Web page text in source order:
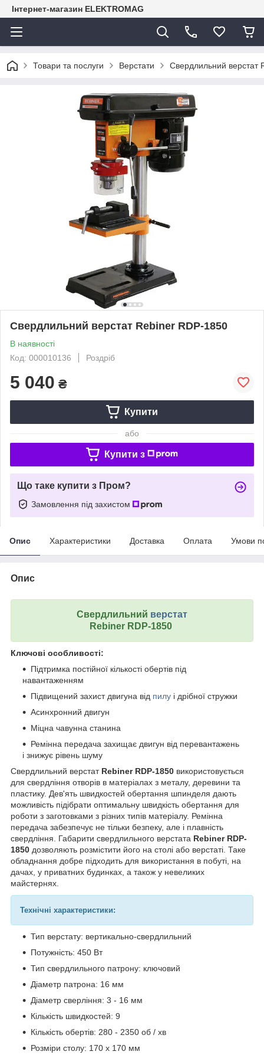
Інтернет-магазин ELEKTROMAG
Товари та послуги Верстати Свердлильний верстат
Свердлильний верстат Rebiner RDP-1850
В наявності
Код: 000010136
Роздріб
5 040 ₴
Купити
або
Купити з
Що таке купити з Пром?
Замовлення під захистом
Опис Характеристики Доставка Оплата Умови
Опис
Свердлильний верстат
Rebiner RDP-1850
Ключові особливості:
Підтримка постійної кількості обертів під
навантаженням
Підвищений захист двигуна від пилу і дрібної стружки
Асинхронний двигун
Міцна чавунна станина
Ремінна передача захищає двигун від перевантажень
і знижує рівень шуму
Свердлильний верстат Rebiner RDP-1850 використовується
для свердління отворів в матеріалах з металу, деревини та
пластику. Дев'ять швидкостей обертання шпинделя дають
можливість підібрати оптимальну швидкість обертання для
роботи з заготовками з різних типів матеріалу. Ремінна
передача забезпечує не тільки безпеку, але і плавність
свердління. Габарити свердлильного верстата Rebiner RDP-
1850 дозволяють розмістити його на столі або верстаті. Таке
обладнання добре підходить для використання в побуті, на
дачах, у приватних будинках, а також у невеликих
майстернях.
Технічні характеристики:
Тип верстату: вертикально-свердлильний
Потужність: 450 Вт
Тип свердлильного патрону: ключовий
Діаметр патрона: 16 мм
Діаметр сверління: 3 - 16 мм
Кількість швидкостей: 9
Кількість обертів: 280 - 2350 об / хв
Розміри столу: 170 х 170 мм